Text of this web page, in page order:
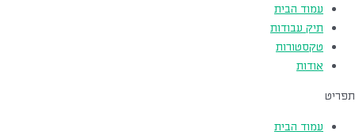
עמוד הבית
תיק עבודות
טקסטורות
אודות
תפריט
עמוד הבית